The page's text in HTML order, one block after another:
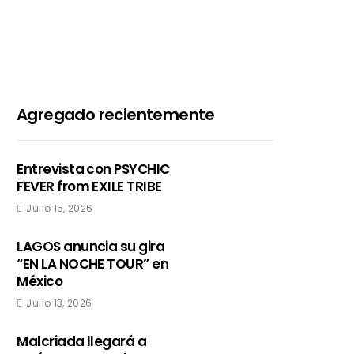
Agregado recientemente
Entrevista con PSYCHIC
FEVER from EXILE TRIBE
Julio 15, 2026
LAGOS anuncia su gira
“EN LA NOCHE TOUR” en
México
Julio 13, 2026
Malcriada llegará a